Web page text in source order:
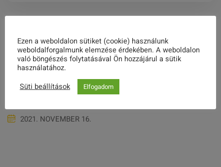
Related Posts
Időpontváltozás!
2021. NOVEMBER 16.
Ezen a weboldalon sütiket (cookie) használunk
weboldalforgalmunk elemzése érdekében. A weboldalon
való böngészés folytatásával Ön hozzájárul a sütik
használatához.
Süti beállítások
Elfogadom